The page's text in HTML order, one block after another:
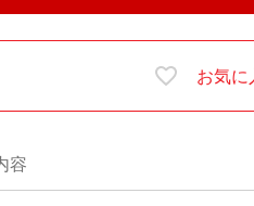
お気に
容